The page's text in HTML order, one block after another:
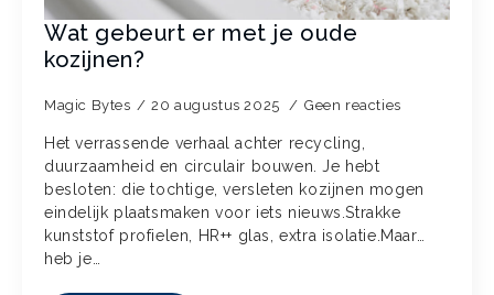
Wat gebeurt er met je oude
kozijnen?
Magic Bytes 20 augustus 2025 Geen reacties
Het verrassende verhaal achter recycling,
duurzaamheid en circulair bouwen. Je hebt
besloten: die tochtige, versleten kozijnen mogen
eindelijk plaatsmaken voor iets nieuws.Strakke
kunststof profielen, HR++ glas, extra isolatie.Maar…
heb je…